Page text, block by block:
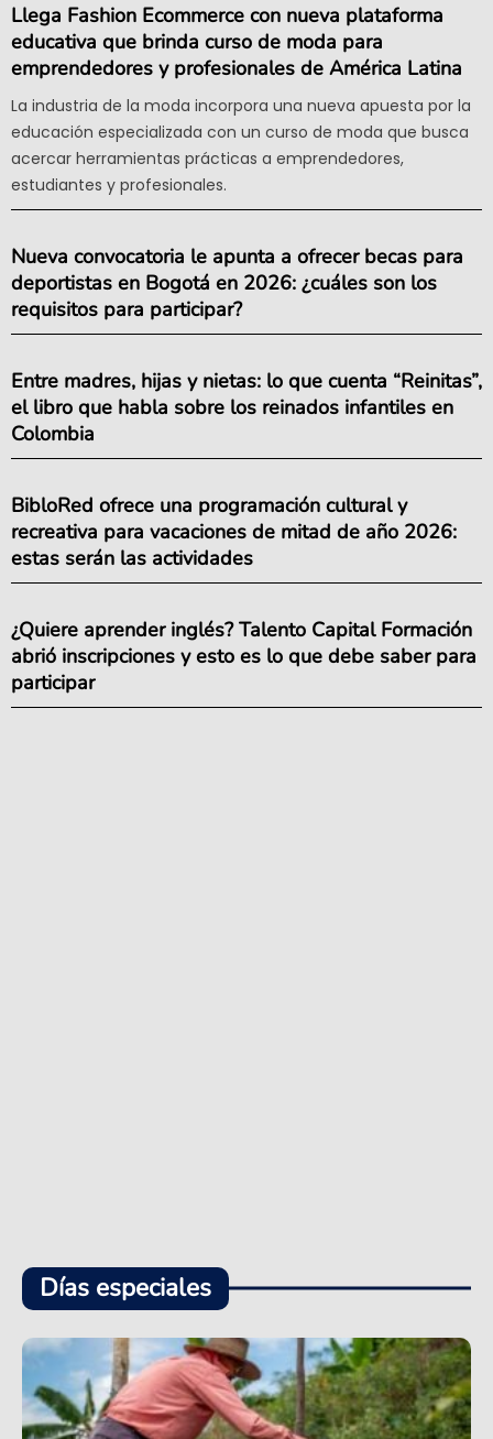
Llega Fashion Ecommerce con nueva plataforma
educativa que brinda curso de moda para
emprendedores y profesionales de América Latina
La industria de la moda incorpora una nueva apuesta por la
educación especializada con un curso de moda que busca
acercar herramientas prácticas a emprendedores,
estudiantes y profesionales.
Nueva convocatoria le apunta a ofrecer becas para
deportistas en Bogotá en 2026: ¿cuáles son los
requisitos para participar?
Entre madres, hijas y nietas: lo que cuenta “Reinitas”,
el libro que habla sobre los reinados infantiles en
Colombia
BibloRed ofrece una programación cultural y
recreativa para vacaciones de mitad de año 2026:
estas serán las actividades
¿Quiere aprender inglés? Talento Capital Formación
abrió inscripciones y esto es lo que debe saber para
participar
Días especiales